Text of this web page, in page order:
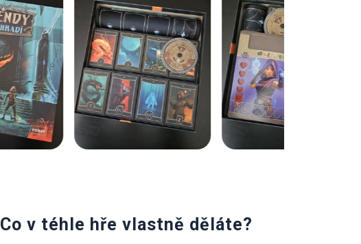
Co v téhle hře vlastně děláte?